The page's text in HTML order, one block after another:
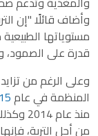
وأضاف قائلًا "إن
مستوياتها
قدرة على الصمود،
وعلى الرغم من
المنظمة في عام2015
منذ
من أجل التربة،